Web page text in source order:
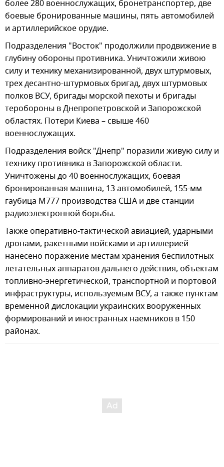
более 280 военнослужащих, бронетранспортер, две
боевые бронированные машины, пять автомобилей
и артиллерийское орудие.
Подразделения "Восток" продолжили продвижение в
глубину обороны противника. Уничтожили живою
силу и технику механизированной, двух штурмовых,
трех десантно-штурмовых бригад, двух штурмовых
полков ВСУ, бригады морской пехоты и бригады
теробороны в Днепропетровской и Запорожской
областях. Потери Киева – свыше 460
военнослужащих.
Подразделения войск "Днепр" поразили живую силу и
технику противника в Запорожской области.
Уничтожены до 40 военнослужащих, боевая
бронированная машина, 13 автомобилей, 155-мм
гаубица М777 производства США и две станции
радиоэлектронной борьбы.
Также оперативно-тактической авиацией, ударными
дронами, ракетными войсками и артиллерией
нанесено поражение местам хранения беспилотных
летательных аппаратов дальнего действия, объектам
топливно-энергетической, транспортной и портовой
инфраструктуры, используемым ВСУ, а также пунктам
временной дислокации украинских вооруженных
формирований и иностранных наемников в 150
районах.